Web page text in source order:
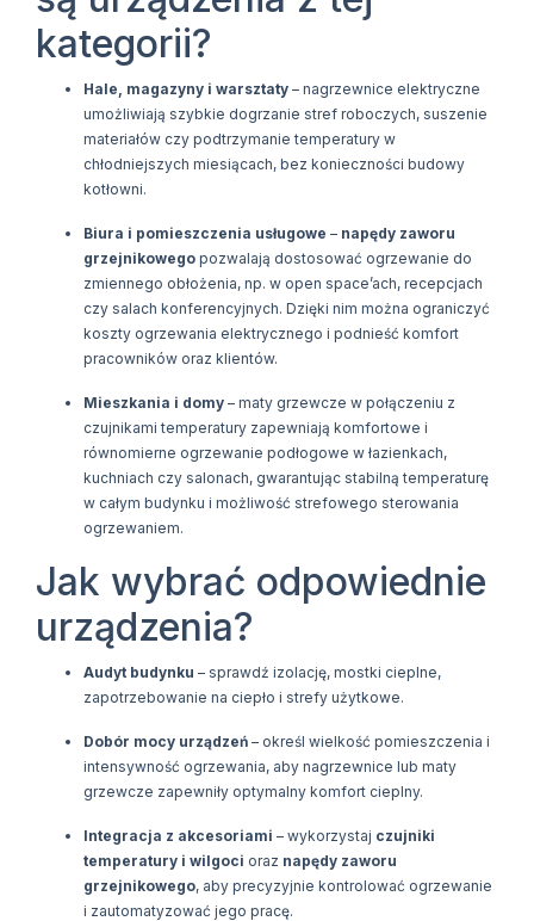
kategorii?
Hale, magazyny i warsztaty – nagrzewnice elektryczne
umożliwiają szybkie dogrzanie stref roboczych, suszenie
materiałów czy podtrzymanie temperatury w
chłodniejszych miesiącach, bez konieczności budowy
kotłowni.
Biura i pomieszczenia usługowe – napędy zaworu
grzejnikowego pozwalają dostosować ogrzewanie do
zmiennego obłożenia, np. w open space’ach, recepcjach
czy salach konferencyjnych. Dzięki nim można ograniczyć
koszty ogrzewania elektrycznego i podnieść komfort
pracowników oraz klientów.
Mieszkania i domy – maty grzewcze w połączeniu z
czujnikami temperatury zapewniają komfortowe i
równomierne ogrzewanie podłogowe w łazienkach,
kuchniach czy salonach, gwarantując stabilną temperaturę
w całym budynku i możliwość strefowego sterowania
ogrzewaniem.
Jak wybrać odpowiednie
urządzenia?
Audyt budynku – sprawdź izolację, mostki cieplne,
zapotrzebowanie na ciepło i strefy użytkowe.
Dobór mocy urządzeń – określ wielkość pomieszczenia i
intensywność ogrzewania, aby nagrzewnice lub maty
grzewcze zapewniły optymalny komfort cieplny.
Integracja z akcesoriami – wykorzystaj czujniki
temperatury i wilgoci oraz napędy zaworu
grzejnikowego, aby precyzyjnie kontrolować ogrzewanie
i zautomatyzować jego pracę.